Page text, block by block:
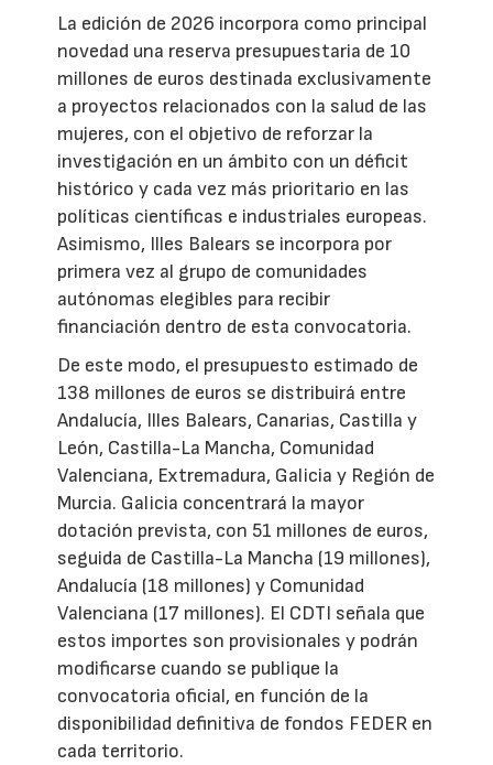
La edición de 2026 incorpora como principal
novedad una reserva presupuestaria de 10
millones de euros destinada exclusivamente
a proyectos relacionados con la salud de las
mujeres, con el objetivo de reforzar la
investigación en un ámbito con un déficit
histórico y cada vez más prioritario en las
políticas científicas e industriales europeas.
Asimismo, Illes Balears se incorpora por
primera vez al grupo de comunidades
autónomas elegibles para recibir
financiación dentro de esta convocatoria.
De este modo, el presupuesto estimado de
138 millones de euros se distribuirá entre
Andalucía, Illes Balears, Canarias, Castilla y
León, Castilla-La Mancha, Comunidad
Valenciana, Extremadura, Galicia y Región de
Murcia. Galicia concentrará la mayor
dotación prevista, con 51 millones de euros,
seguida de Castilla-La Mancha (19 millones),
Andalucía (18 millones) y Comunidad
Valenciana (17 millones). El CDTI señala que
estos importes son provisionales y podrán
modificarse cuando se publique la
convocatoria oficial, en función de la
disponibilidad definitiva de fondos FEDER en
cada territorio.